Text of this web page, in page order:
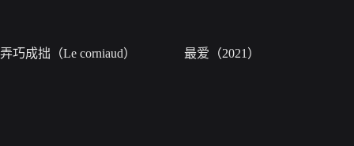
弄巧成拙（Le corniaud） 最爱（2021）